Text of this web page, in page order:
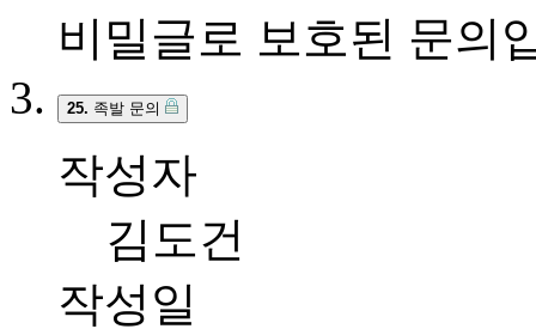
비밀글로 보호된 문의
25. 족발 문의
작성자
김도건
작성일